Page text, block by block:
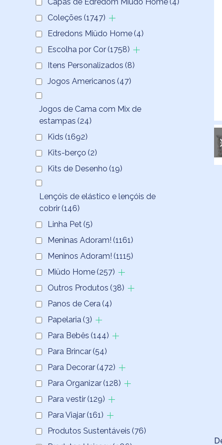
Coleções (1747)
Edredons Miüdo Home (4)
Escolha por Cor (1758)
Itens Personalizados (8)
Jogos Americanos (47)
Jogos de Cama com Mix de
estampas (24)
Kids (1692)
Kits-berço (2)
Kits de Desenho (19)
Lençóis de elástico e lençóis de
cobrir (146)
Linha Pet (5)
Meninas Adoram! (1161)
Meninos Adoram! (1115)
Miüdo Home (257)
Outros Produtos (38)
Panos de Cera (4)
Papelaria (3)
Para Bebês (144)
Para Brincar (54)
Para Decorar (472)
Para Organizar (128)
Para vestir (129)
Para Viajar (161)
Produtos Sustentáveis (76)